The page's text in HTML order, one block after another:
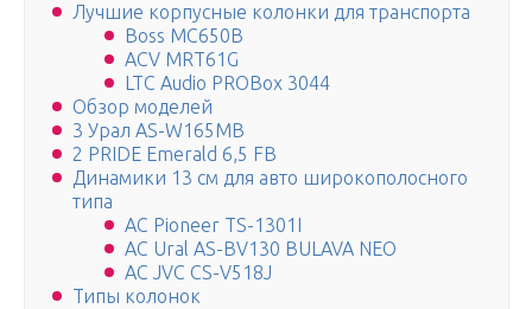
Лучшие корпусные колонки для транспорта
Boss MC650B
ACV MRT61G
LTC Audio PROBox 3044
Обзор моделей
3 Урал AS-W165MB
2 PRIDE Emerald 6,5 FB
Динамики 13 см для авто широкополосного
типа
АС Pioneer TS-1301I
АС Ural AS-BV130 BULAVA NEO
АС JVC CS-V518J
Типы колонок